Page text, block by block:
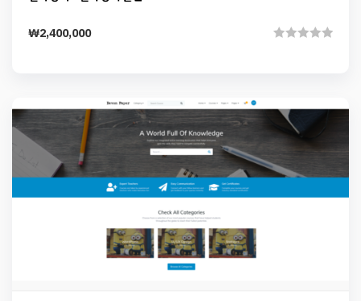
₩2,400,000
Preview
Details